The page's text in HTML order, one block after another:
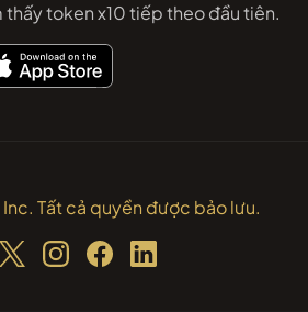
thấy token x10 tiếp theo đầu tiên.
Tất cả quyền được bảo lưu.